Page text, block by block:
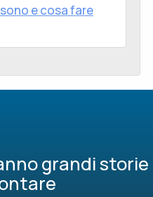
e cosa fare
grandi storie